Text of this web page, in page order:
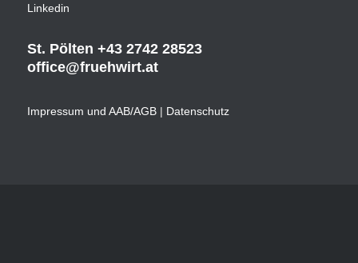
Linkedin
St. Pölten +43 2742 28523
office@fruehwirt.at
Impressum und AAB/AGB| Datenschutz